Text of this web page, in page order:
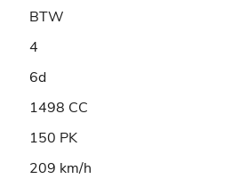
BTW
4
6d
1498 CC
150 PK
209 km/h